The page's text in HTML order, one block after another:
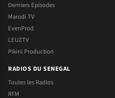
Derniers Episodes
Marodi TV
EvenProd
LEUZTV
Pikini Production
RADIOS DU SENEGAL
Toutes les Radios
RFM